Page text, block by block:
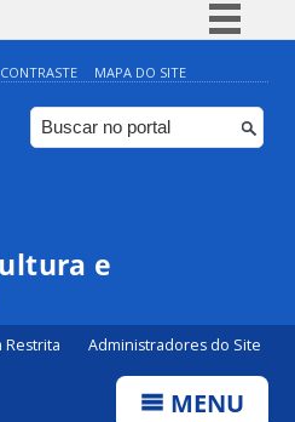
Simplifique!
Comunica BR
Participe
MAPA DO SITE
e
Restrita Administradores do Site
MENU